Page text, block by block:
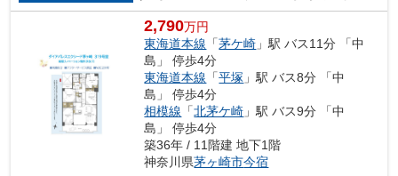
2,790万円
東海道本線 「茅ケ崎 」駅 バス11分 「中
島」 停歩4分
東海道本線 「平塚 」駅 バス8分 「中
島」 停歩4分
相模線 「北茅ケ崎 」駅 バス9分 「中
島」 停歩4分
築36年 / 11階建 地下1階
神奈川県茅ヶ崎市今宿